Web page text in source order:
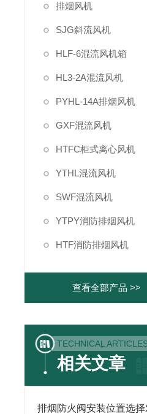
排烟风机
SJG斜流风机
HLF-6混流风机箱
HL3-2A混流风机
PYHL-14A排烟风机
GXF混流风机
HTFC柜式离心风机
YTHL混流风机
SWF混流风机
YTPY消防排烟风机
HTF消防排烟风机
查看全部产品 >>
TECHNICAL
相关文章
排烟防火阀安装位置选择